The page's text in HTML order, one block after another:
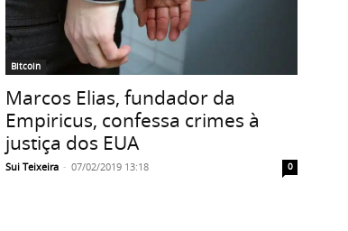
Bitcoin
Marcos Elias, fundador da
Empiricus, confessa crimes à
justiça dos EUA
Sui Teixeira - 07/02/2019 13:18 0